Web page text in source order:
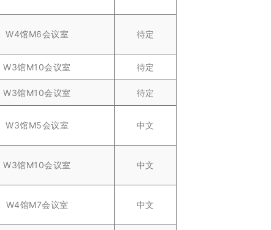
W4馆M6会议室 待定
W3馆M10会议室 待定
W3馆M10会议室 待定
W3馆M5会议室 中文
W3馆M10会议室 中文
W4馆M7会议室 中文